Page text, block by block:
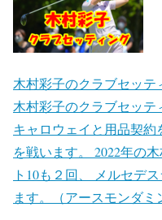
木村彩子のクラブセッテ
木村彩子のクラブセッテ
キャロウェイと用品契
を戦います。 2022年の
ト10も２回、 メルセデ
ます。（アースモンダミ